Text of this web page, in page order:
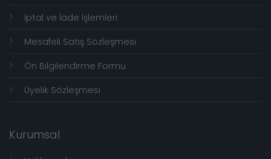
İptal ve İade İşlemleri
Mesafeli Satış Sözleşmesi
Ön Bilgilendirme Formu
Üyelik Sözleşmesi
Kurumsal